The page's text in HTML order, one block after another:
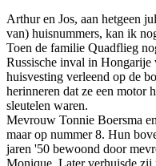
Arthur en Jos, aan hetgeen
van) huisnummers, kan ik
Toen de familie Quadflieg
Russische inval in
huisvesting verleend op de
herinneren dat ze een motor
sleutelen waren.
Mevrouw Tonnie Boersma
maar op nummer 8. Hun
jaren '50 bewoond door